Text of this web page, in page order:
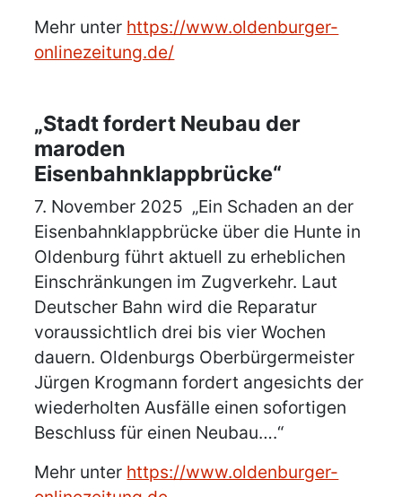
Mehr unter https://www.oldenburger-
onlinezeitung.de/
„Stadt fordert Neubau der
maroden
Eisenbahnklappbrücke“
7. November 2025 „Ein Schaden an der
Eisenbahnklappbrücke über die Hunte in
Oldenburg führt aktuell zu erheblichen
Einschränkungen im Zugverkehr. Laut
Deutscher Bahn wird die Reparatur
voraussichtlich drei bis vier Wochen
dauern. Oldenburgs Oberbürgermeister
Jürgen Krogmann fordert angesichts der
wiederholten Ausfälle einen sofortigen
Beschluss für einen Neubau….“
Mehr unter https://www.oldenburger-